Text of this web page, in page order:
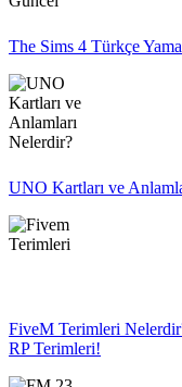
The Sims 4 Türkçe
UNO Kartları ve
FiveM Terimleri
RP Terimleri!